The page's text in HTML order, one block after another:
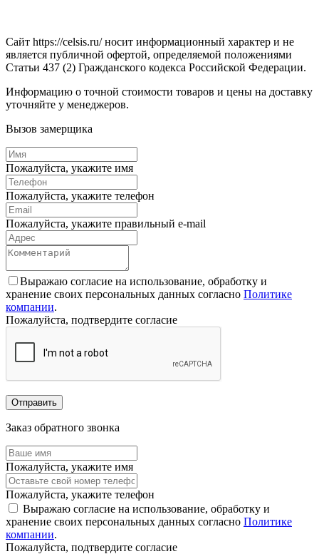
Сайт https://celsis.ru/ носит информационный характер и не
является публичной офертой, определяемой положениями
Статьи 437 (2) Гражданского кодекса Российской Федерации.
Информацию о точной стоимости товаров и цены на доставку
уточняйте у менеджеров.
Вызов замерщика
Пожалуйста, укажите имя
Пожалуйста, укажите телефон
Пожалуйста, укажите правильный e-mail
Выражаю согласие на использование, обработку и
хранение своих персональных данных согласно Политике
компании.
Пожалуйста, подтвердите согласие
Отправить
Заказ обратного звонка
Пожалуйста, укажите имя
Пожалуйста, укажите телефон
Выражаю согласие на использование, обработку и
хранение своих персональных данных согласно Политике
компании.
Пожалуйста, подтвердите согласие